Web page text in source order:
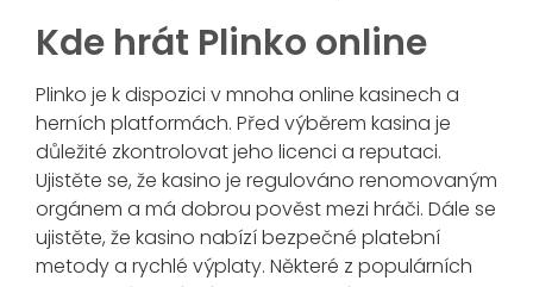
Kde hrát Plinko online
Plinko je k dispozici v mnoha online kasinech a
herních platformách. Před výběrem kasina je
důležité zkontrolovat jeho licenci a reputaci.
Ujistěte se, že kasino je regulováno renomovaným
orgánem a má dobrou pověst mezi hráči. Dále se
ujistěte, že kasino nabízí bezpečné platební
metody a rychlé výplaty. Některé z populárních